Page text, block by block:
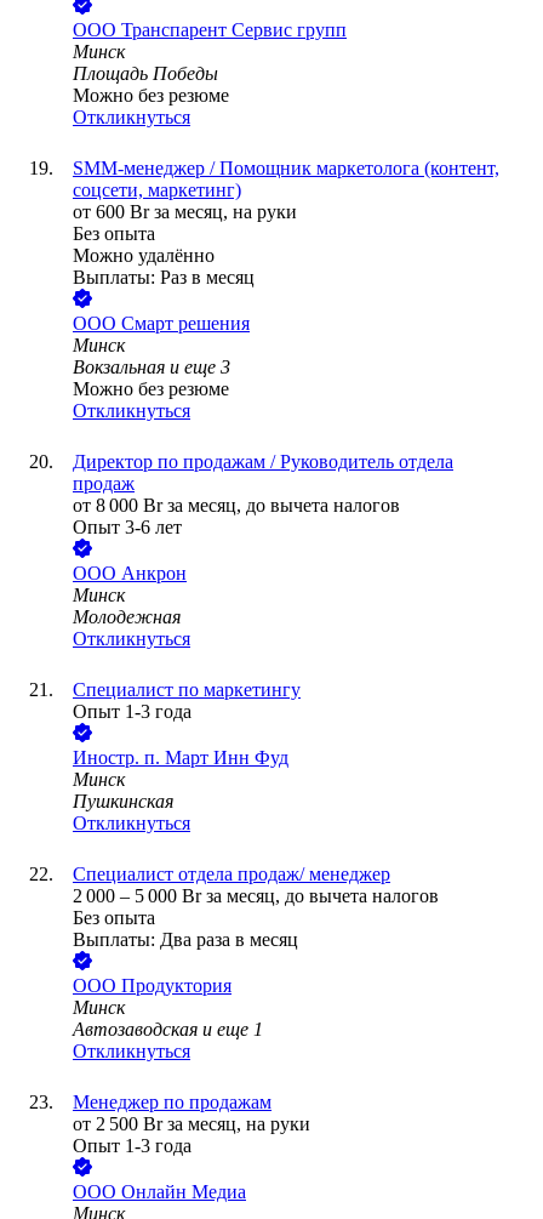
ООО Транспарент Сервис групп
Минск
Площадь Победы
Можно без резюме
Откликнуться
SMM-менеджер / Помощник маркетолога (контент,
соцсети, маркетинг)
от 600 Br за месяц, на руки
Без опыта
Можно удалённо
Выплаты: Раз в месяц
ООО Смарт решения
Минск
Вокзальная и еще 3
Можно без резюме
Откликнуться
Директор по продажам / Руководитель отдела
продаж
от 8 000 Br за месяц, до вычета налогов
Опыт 3-6 лет
ООО Анкрон
Минск
Молодежная
Откликнуться
Специалист по маркетингу
Опыт 1-3 года
Иностр. п. Март Инн Фуд
Минск
Пушкинская
Откликнуться
Специалист отдела продаж/ менеджер
2 000 – 5 000 Br за месяц, до вычета налогов
Без опыта
Выплаты: Два раза в месяц
ООО Продуктория
Минск
Автозаводская и еще 1
Откликнуться
Менеджер по продажам
от 2 500 Br за месяц, на руки
Опыт 1-3 года
ООО Онлайн Медиа
Минск